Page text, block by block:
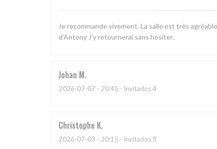
Je recommande vivement. La salle est très
d’Antony J'y retournerai sans hésiter.
Johan M
2026-07-07 - 20:45 - Invitados 4
Christophe K
2026-07-03 - 20:15 - Invitados 3